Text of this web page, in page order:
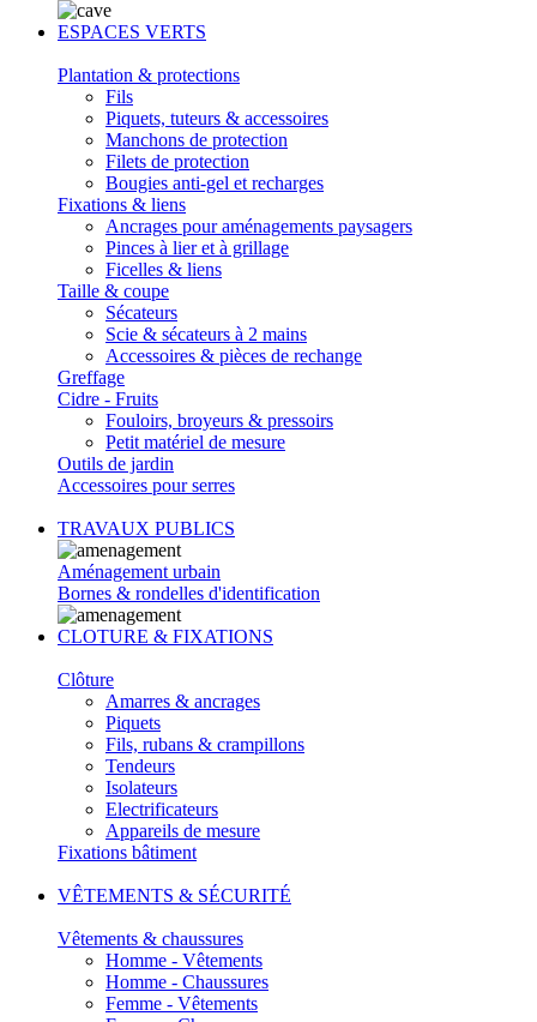
ESPACES VERTS
Plantation & protections
Fils
Piquets, tuteurs & accessoires
Manchons de protection
Filets de protection
Bougies anti-gel et recharges
Fixations & liens
Ancrages pour aménagements paysagers
Pinces à lier et à grillage
Ficelles & liens
Taille & coupe
Sécateurs
Scie & sécateurs à 2 mains
Accessoires & pièces de rechange
Greffage
Cidre - Fruits
Fouloirs, broyeurs & pressoirs
Petit matériel de mesure
Outils de jardin
Accessoires pour serres
TRAVAUX PUBLICS
Aménagement urbain
Bornes & rondelles d'identification
CLOTURE & FIXATIONS
Clôture
Amarres & ancrages
Piquets
Fils, rubans & crampillons
Tendeurs
Isolateurs
Electrificateurs
Appareils de mesure
Fixations bâtiment
VÊTEMENTS & SÉCURITÉ
Vêtements & chaussures
Homme - Vêtements
Homme - Chaussures
Femme - Vêtements